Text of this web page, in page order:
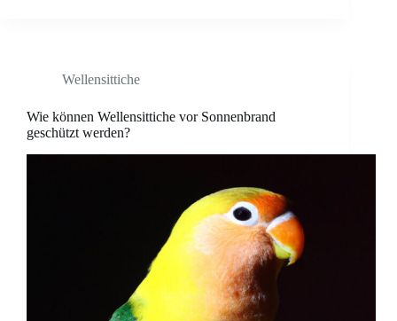
Wellensittiche
Wie können Wellensittiche vor Sonnenbrand
geschützt werden?